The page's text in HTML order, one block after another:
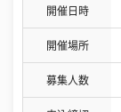
開催日時
開催場所
募集人数